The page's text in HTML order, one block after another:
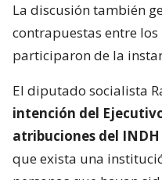
La discusión también
contrapuestas entre
participaron de la
El diputado socialista
intención del
atribuciones del INDH
que exista una